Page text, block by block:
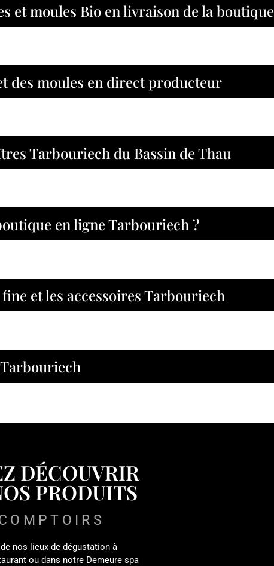
et moules Bio en livraison de la boutique
des moules en direct producteur
Tarbouriech du Bassin de Thau
en ligne Tarbouriech ?
et les accessoires Tarbouriech
DÉCOUVRIR
PRODUITS
nos lieux de dégustation à
ou dans notre Demeure spa